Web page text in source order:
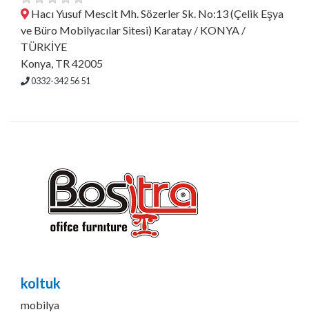
Hacı Yusuf Mescit Mh. Sözerler Sk. No:13 (Çelik Eşya
ve Büro Mobilyacılar Sitesi) Karatay / KONYA /
TÜRKİYE
Konya, TR 42005
0332-342 56 51
koltuk
mobilya